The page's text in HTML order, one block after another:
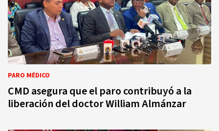
PARO MÉDICO
CMD asegura que el paro contribuyó a la
liberación del doctor William Almánzar